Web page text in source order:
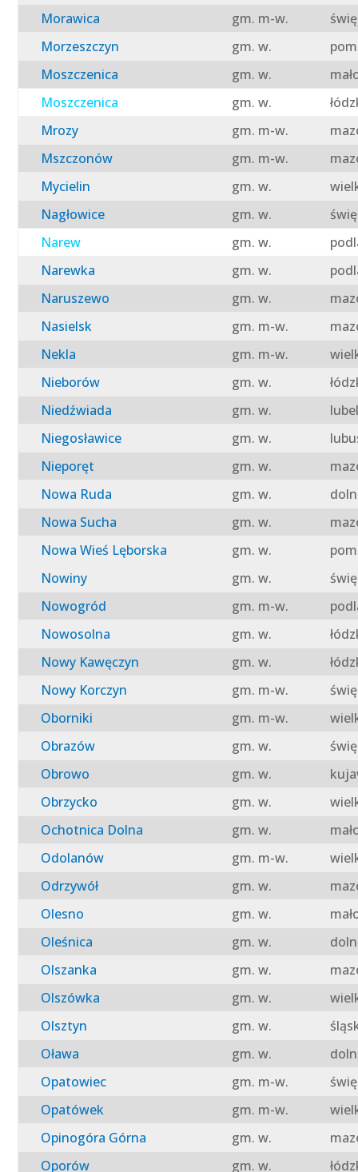
Morawica
gm. m-w.
Morzeszczyn
gm. w.
Moszczenica
gm. w.
Moszczenica
gm. w.
Mrozy
gm. m-w.
Mszczonów
gm. m-w.
Mycielin
gm. w.
Nagłowice
gm. w.
Narew
gm. w.
Narewka
gm. w.
Naruszewo
gm. w.
Nasielsk
gm. m-w.
Nekla
gm. m-w.
Nieborów
gm. w.
Niedźwiada
gm. w.
Niegosławice
gm. w.
Nieporęt
gm. w.
Nowa Ruda
gm. w.
Nowa Sucha
gm. w.
Nowa Wieś Lęborska
gm. w.
Nowiny
gm. w.
Nowogród
gm. m-w.
Nowosolna
gm. w.
Nowy Kawęczyn
gm. w.
Nowy Korczyn
gm. m-w.
Oborniki
gm. m-w.
Obrazów
gm. w.
Obrowo
gm. w.
Obrzycko
gm. w.
Ochotnica Dolna
gm. w.
Odolanów
gm. m-w.
Odrzywół
gm. w.
Olesno
gm. w.
Oleśnica
gm. w.
Olszanka
gm. w.
Olszówka
gm. w.
Olsztyn
gm. w.
Oława
gm. w.
Opatowiec
gm. m-w.
Opatówek
gm. m-w.
Opinogóra Górna
gm. w.
Oporów
gm. w.